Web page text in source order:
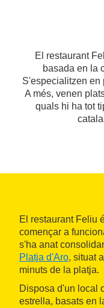
El restaurant
basada en la
S'especialitzen en
A més, venen
quals hi ha tot
El restaurant Feliu
començar a
s'ha anat
Platja d'Aro, situat
minuts de la platja.
Disposa d'un local
estrella, basats en